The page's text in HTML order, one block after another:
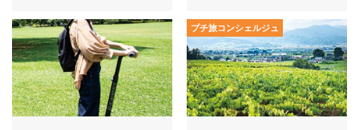
プチ旅コンシェルジュ